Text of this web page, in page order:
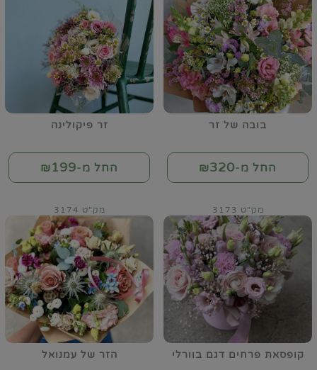
בובה של זר
החל מ-₪320
זר פיקולינה
החל מ-₪199
קופסאת פרחים דגם בוורלי
מק"ט 3173
הזר של עמנואל
מק"ט 3174